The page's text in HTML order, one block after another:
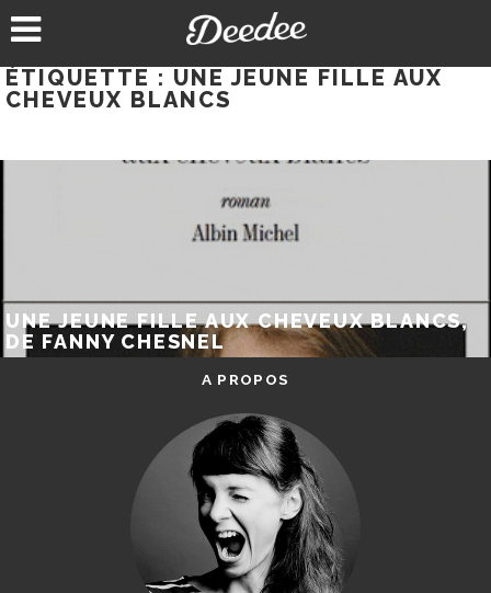
au
ÉTIQUETTE : UNE JEUNE FILLE AUX
CHEVEUX BLANCS
UNE JEUNE FILLE AUX CHEVEUX BLANCS,
DE FANNY CHESNEL
A PROPOS